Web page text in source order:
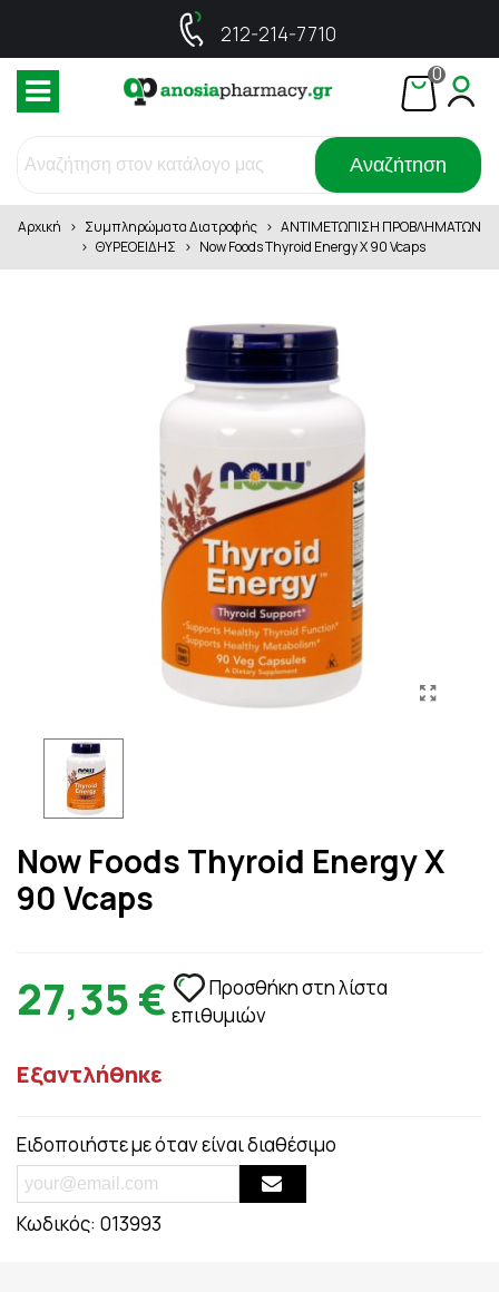
212-214-7710
0
Αναζήτηση
Αρχική > Συμπληρώματα Διατροφής > ΑΝΤΙΜΕΤΩΠΙΣΗ ΠΡΟΒΛΗΜΑΤΩΝ
> ΘΥΡΕΟΕΙΔΗΣ > Now Foods Thyroid Energy X 90 Vcaps
Now Foods Thyroid Energy X
90 Vcaps
27,35 €
Προσθήκη στη λίστα
επιθυμιών
Εξαντλήθηκε
Ειδοποιήστε με όταν είναι διαθέσιμο
Κωδικός: 013993